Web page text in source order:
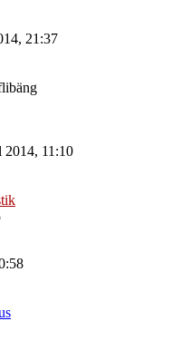
21:37
2014, 11:10